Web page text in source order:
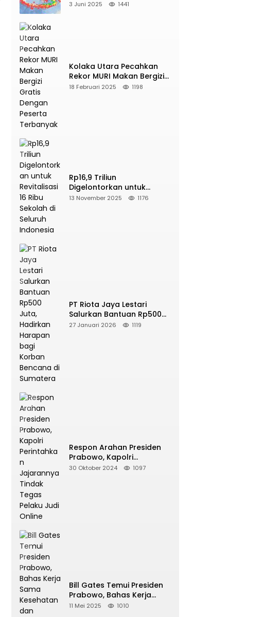
2025, Berikut Wilayah Yang
3 Juni 2025 1441
Kolaka Utara Pecahkan
Rekor MURI Makan Bergizi
Gratis Dengan Peserta
18 Februari 2025 1198
Rp16,9 Triliun
Digelontorkan untuk
Revitalisasi 16 Ribu Sekolah
13 November 2025 1176
PT Riota Jaya Lestari
Salurkan Bantuan Rp500
Juta, Hadirkan Harapan
27 Januari 2026 1119
Respon Arahan Presiden
Prabowo, Kapolri
Perintahkan Jajarannya
30 Oktober 2024 1097
Bill Gates Temui Presiden
Prabowo, Bahas Kerja
Sama Kesehatan dan
11 Mei 2025 1010